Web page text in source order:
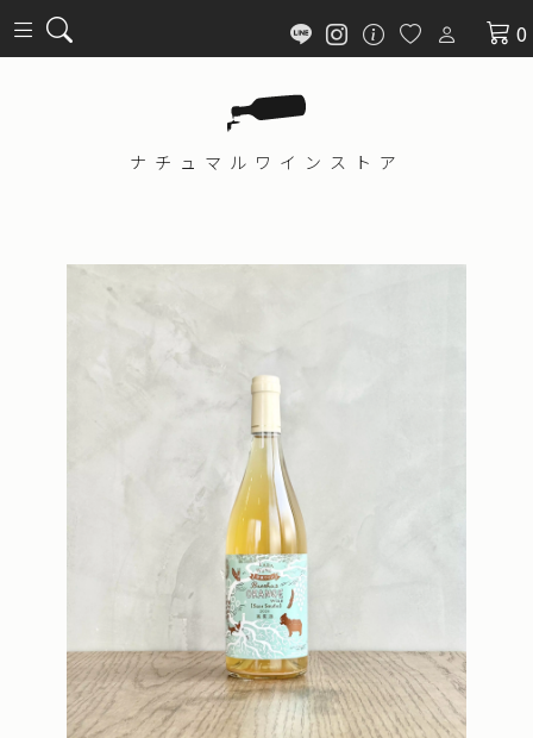
0
ナチュマル ワインストア